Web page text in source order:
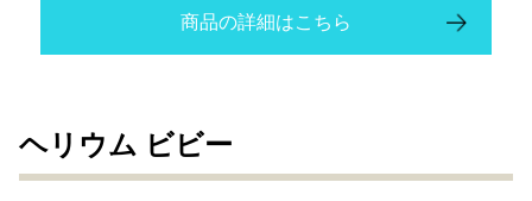
商品の詳細はこちら
ヘリウム ビビー